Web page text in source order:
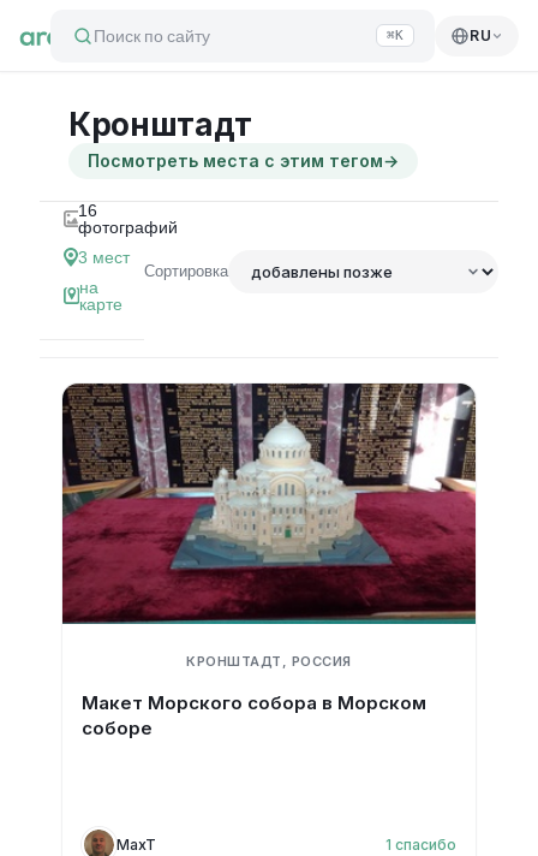
Поиск по сайту ⌘K RU
Кронштадт
Посмотреть места с этим тегом→
16
фотографий
3 мест
на
карте
Сортировка
КРОНШТАДТ, РОССИЯ
Макет Морского собора в Морском
соборе
MaxT 1 спасибо